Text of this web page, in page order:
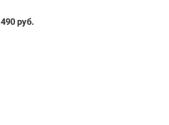
490 руб.